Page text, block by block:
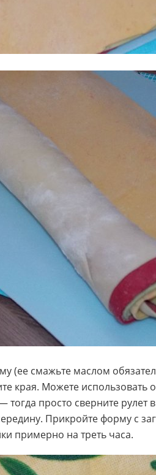
(ее смажьте маслом
края. Можете
тогда просто сверните рулет
Прикройте форму с
примерно на треть часа.